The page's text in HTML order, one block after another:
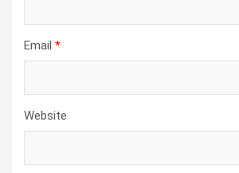
Email *
Website